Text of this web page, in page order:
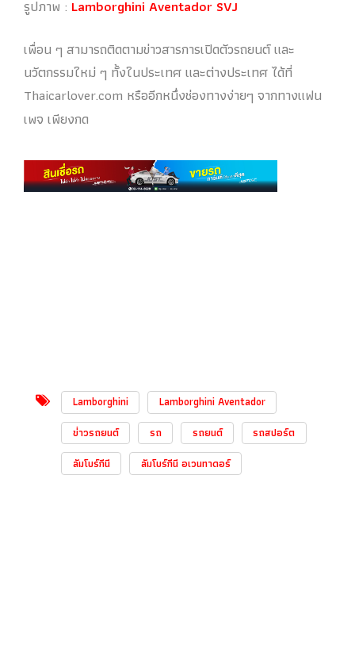
รูปภาพ : Lamborghini Aventador SVJ
เพื่อน ๆ สามารถติดตามข่าวสารการเปิดตัวรถยนต์ และ
นวัตกรรมใหม่ ๆ ทั้งในประเทศ และต่างประเทศ ได้ที่
Thaicarlover.com หรืออีกหนึ่งช่องทางง่ายๆ จากทางแฟน
เพจ เพียงกด
Lamborghini
Lamborghini Aventador
ข่่าวรถยนต์
รถ รถยนต์
รถสปอร์ต
ลัมโบร์กีนี
ลัมโบร์กีนี อเวนทาดอร์